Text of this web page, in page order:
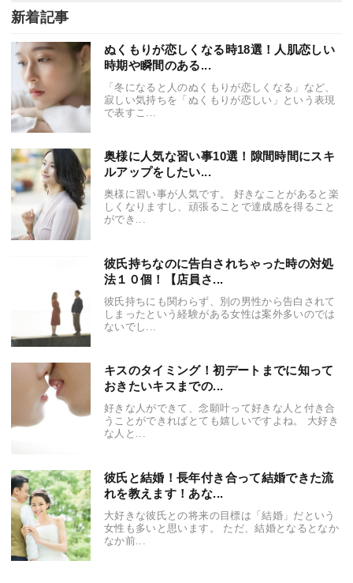
新着記事
ぬくもりが恋しくなる時18選！人肌恋しい
時期や瞬間のある...
「冬になると人のぬくもりが恋しくなる」など、
寂しい気持ちを「ぬくもりが恋しい」という表現
で表すこ...
奥様に人気な習い事10選！隙間時間にスキ
ルアップをしたい...
奥様に習い事が人気です。 好きなことがあると楽
しくなりますし、頑張ることで達成感を得ること
ができ...
彼氏持ちなのに告白されちゃった時の対処
法１０個！【店員さ...
彼氏持ちにも関わらず、別の男性から告白されて
しまったという経験がある女性は案外多いのでは
ないでし...
キスのタイミング！初デートまでに知って
おきたいキスまでの...
好きな人ができて、念願叶って好きな人と付き合
うことができればとても嬉しいですよね。 大好き
な人と...
彼氏と結婚！長年付き合って結婚できた流
れを教えます！あな...
大好きな彼氏との将来の目標は「結婚」だという
女性も多いと思います。 ただ、結婚となるとなか
なか前...